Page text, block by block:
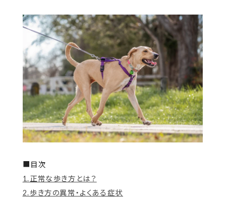
■目次
1.正常な歩き方とは？
2.歩き方の異常・よくある症状